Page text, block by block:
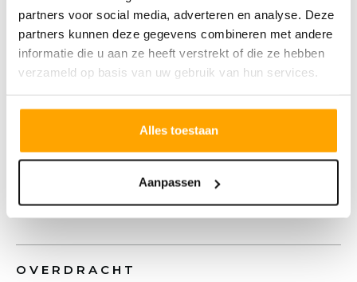
partners voor social media, adverteren en analyse. Deze
partners kunnen deze gegevens combineren met andere
informatie die u aan ze heeft verstrekt of die ze hebben
verzameld op basis van uw gebruik van hun services.
Alles toestaan
Aanpassen
of heb je vragen, neem dan telefonisch of
per mail contact met ons op. We staan je
graag persoonlijk te woord en helpen je
Kenmerken
OVERDRACHT